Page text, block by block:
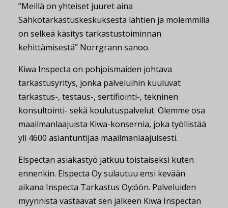
”Meillä on yhteiset juuret aina
Sähkötarkastuskeskuksesta lähtien ja molemmilla
on selkeä käsitys tarkastustoiminnan
kehittämisestä” Norrgrann sanoo.
Kiwa Inspecta on pohjoismaiden johtava
tarkastusyritys, jonka palveluihin kuuluvat
tarkastus-, testaus-, sertifiointi-, tekninen
konsultointi- sekä koulutuspalvelut. Olemme osa
maailmanlaajuista Kiwa-konsernia, joka työllistää
yli 4600 asiantuntijaa maailmanlaajuisesti.
Elspectan asiakastyö jatkuu toistaiseksi kuten
ennenkin. Elspecta Oy sulautuu ensi kevään
aikana Inspecta Tarkastus Oy:öön. Palveluiden
myynnistä vastaavat sen jälkeen Kiwa Inspectan